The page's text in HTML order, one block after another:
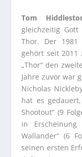
Tom
gleichzeitig
Thor. Der 1981
gehört seit
„Thor“ den
Jahre zuvor war
Nicholas
hat es
Shootout“ (9
in Erscheinung
Wallander“ (6
seinen ersten